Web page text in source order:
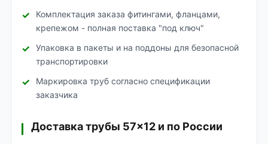
Комплектация заказа фитингами, фланцами,
крепежом - полная поставка "под ключ"
Упаковка в пакеты и на поддоны для безопасной
транспортировки
Маркировка труб согласно спецификации
заказчика
Доставка трубы 57×12 и по России